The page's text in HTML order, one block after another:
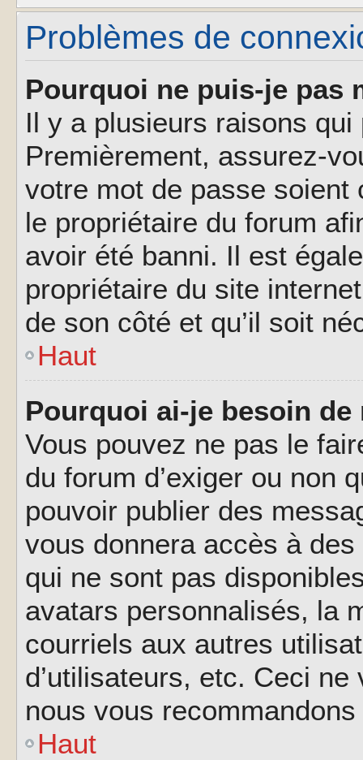
Problèmes de
Pourquoi ne puis-je pas
Il y a plusieurs raisons
Premièrement, assurez-
votre mot de passe soient
le propriétaire du forum
avoir été banni. Il est
propriétaire du site
de son côté et qu’il soit
Haut
Pourquoi ai-je besoin
Vous pouvez ne pas le
du forum d’exiger ou non
pouvoir publier des
vous donnera accès à
qui ne sont pas
avatars personnalisés, la
courriels aux autres
d’utilisateurs, etc. Ceci
nous vous
Haut